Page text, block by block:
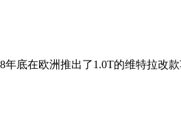
底在欧洲推出了1.0T的维特拉改